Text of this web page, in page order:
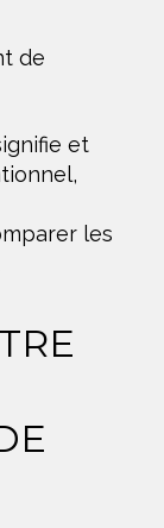
de
et
les